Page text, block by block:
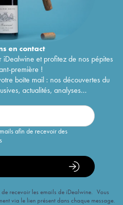
encontact
iDealwine et profitez de nos pépites
première !
boîte mail : nos découvertes du
actualités, analyses...
afin de recevoir des
recevoir les emails de iDealwine. Vous
via le lien présent dans chaque message.